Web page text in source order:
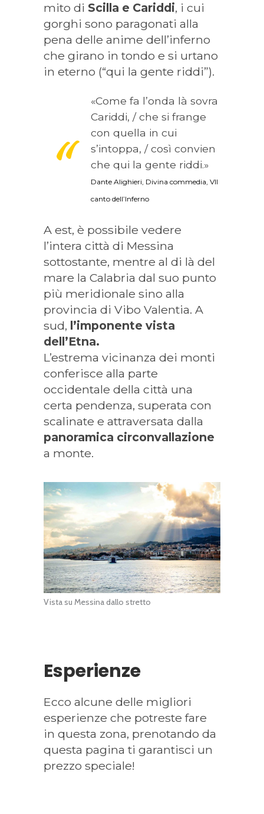
mito di Scilla e Cariddi, i cui
gorghi sono paragonati alla
pena delle anime dell’inferno
che girano in tondo e si urtano
in eterno (“qui la gente riddi”).
«Come fa l’onda là sovra
Cariddi, / che si frange
con quella in cui
s’intoppa, / così convien
che qui la gente riddi.»
Dante Alighieri, Divina commedia, VII
canto dell’Inferno
A est, è possibile vedere
l’intera città di Messina
sottostante, mentre al di là del
mare la Calabria dal suo punto
più meridionale sino alla
provincia di Vibo Valentia. A
sud, l’imponente vista
dell’Etna.
L’estrema vicinanza dei monti
conferisce alla parte
occidentale della città una
certa pendenza, superata con
scalinate e attraversata dalla
panoramica circonvallazione
a monte.
Vista su Messina dallo stretto
Esperienze
Ecco alcune delle migliori
esperienze che potreste fare
in questa zona, prenotando da
questa pagina ti garantisci un
prezzo speciale!